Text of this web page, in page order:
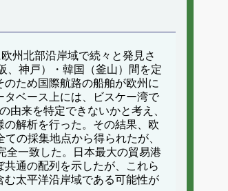
州北部沿岸域で続々と発見さ
、神戸）・韓国（釜山）間を定
ため国際航路の船舶が欧州に
ベース上には、ビスケー湾で
来を特定できないかと考え、
解析を行った。その結果、欧
の採集地点から得られたが、
全一致した。日本最大の貿易港
通の配列を示したが、これら
太平洋沿岸域である可能性が